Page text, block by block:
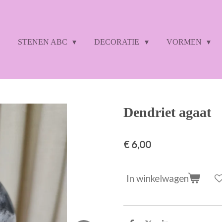
STENEN ABC DECORATIE VORMEN
Dendriet agaat
€ 6,00
In winkelwagen